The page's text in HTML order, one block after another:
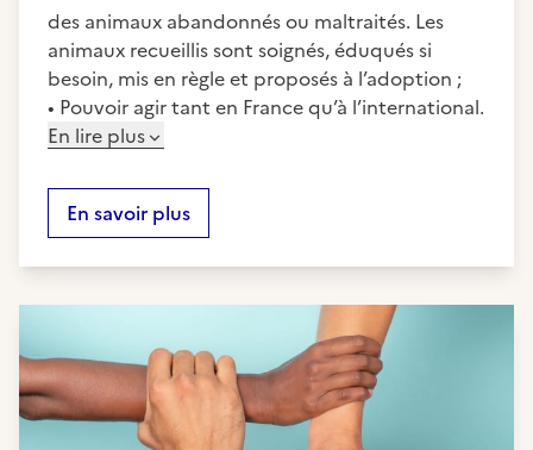
des animaux abandonnés ou maltraités. Les
animaux recueillis sont soignés, éduqués si
besoin, mis en règle et proposés à l’adoption ;
• Pouvoir agir tant en France qu’à l’international.
En lire plus
En savoir plus